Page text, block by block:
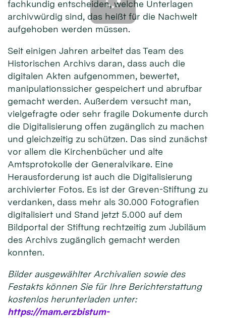
fachkundig entscheiden, welche Unterlagen
archivwürdig sind, das heißt für die Nachwelt
aufgehoben werden müssen.
Seit einigen Jahren arbeitet das Team des
Historischen Archivs daran, dass auch die
digitalen Akten aufgenommen, bewertet,
manipulationssicher gespeichert und abrufbar
gemacht werden. Außerdem versucht man,
vielgefragte oder sehr fragile Dokumente durch
die Digitalisierung offen zugänglich zu machen
und gleichzeitig zu schützen. Das sind zunächst
vor allem die Kirchenbücher und alte
Amtsprotokolle der Generalvikare. Eine
Herausforderung ist auch die Digitalisierung
archivierter Fotos. Es ist der Greven-Stiftung zu
verdanken, dass mehr als 30.000 Fotografien
digitalisiert und Stand jetzt 5.000 auf dem
Bildportal der Stiftung rechtzeitig zum Jubiläum
des Archivs zugänglich gemacht werden
konnten.
Bilder ausgewählter Archivalien sowie des
Festakts können Sie für Ihre Berichterstattung
kostenlos herunterladen unter:
https://mam.erzbistum-